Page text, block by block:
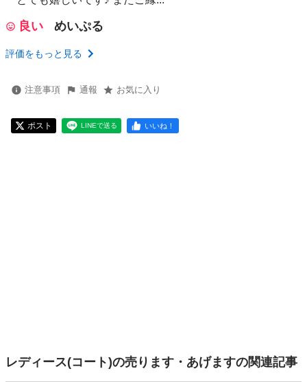
良い めいぷる
評価をもっと見る
注意事項 通報 お気に入り
ポスト LINEで送る いいね！
レディース(コート)の売ります・あげますの関連記事